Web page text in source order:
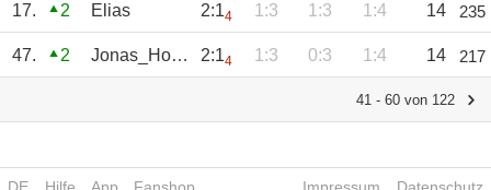
17. 2 Elias 2:14 1:3 1:3 1:4 14 235
47. 2 Jonas_Hornig 2:14 1:3 0:3 1:4 14 217
41 - 60 von 122
DE Hilfe App Fanshop Impressum Datenschutz